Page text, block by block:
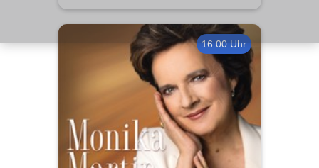
Zauberkunst
16:00 Uhr